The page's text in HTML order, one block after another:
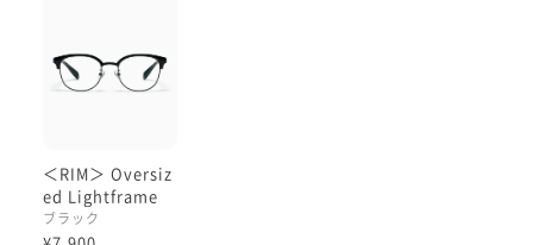
＜RIM＞ Oversiz
ed Lightframe
ブラック